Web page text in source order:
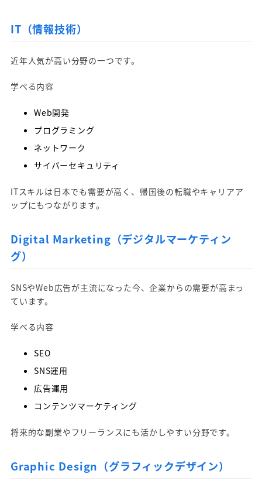
IT（情報技術）
近年人気が高い分野の一つです。
学べる内容
Web開発
プログラミング
ネットワーク
サイバーセキュリティ
ITスキルは日本でも需要が高く、帰国後の転職やキャリアア
ップにもつながります。
Digital Marketing（デジタルマーケティン
グ）
SNSやWeb広告が主流になった今、企業からの需要が高まっ
ています。
学べる内容
SEO
SNS運用
広告運用
コンテンツマーケティング
将来的な副業やフリーランスにも活かしやすい分野です。
Graphic Design（グラフィックデザイン）